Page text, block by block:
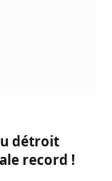
détroit
record !